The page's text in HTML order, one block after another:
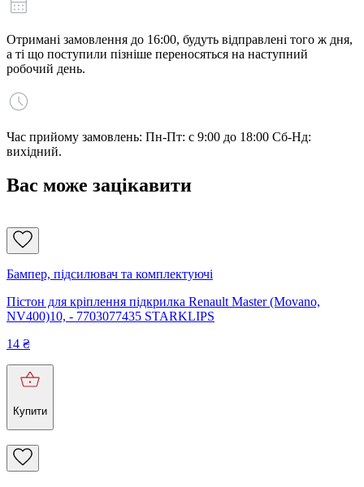
Отримані замовлення до 16:00, будуть відправлені того ж дня,
а ті що поступили пізніше переносяться на наступний
робочий день.
Час прийому замовлень: Пн-Пт: с 9:00 до 18:00 Сб-Нд:
вихідний.
Вас може зацікавити
Бампер, підсилювач та комплектуючі
Пістон для кріплення підкрилка Renault Master (Movano,
NV400)10, - 7703077435 STARKLIPS
14 ₴
Купити